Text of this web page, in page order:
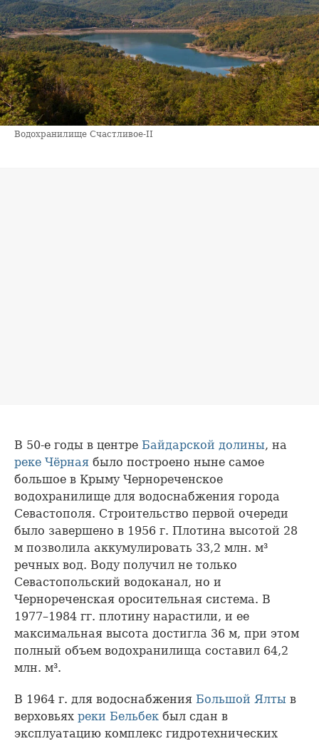
Водохранилище Счастливое-II
В 50-е годы в центре Байдарской долины, на
реке Чёрная было построено ныне самое
большое в Крыму Чернореченское
водохранилище для водоснабжения города
Севастополя. Строительство первой очереди
было завершено в 1956 г. Плотина высотой 28
м позволила аккумулировать 33,2 млн. м³
речных вод. Воду получил не только
Севастопольский водоканал, но и
Чернореченская оросительная система. В
1977–1984 гг. плотину нарастили, и ее
максимальная высота достигла 36 м, при этом
полный объем водохранилища составил 64,2
млн. м³.
В 1964 г. для водоснабжения Большой Ялты в
верховьях реки Бельбек был сдан в
эксплуатацию комплекс гидротехнических